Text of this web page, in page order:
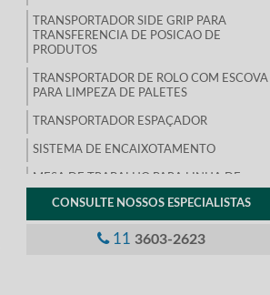
TRANSPORTADOR SIDE GRIP PARA
TRANSFERENCIA DE POSICAO DE
PRODUTOS
TRANSPORTADOR DE ROLO COM ESCOVA
PARA LIMPEZA DE PALETES
TRANSPORTADOR ESPAÇADOR
SISTEMA DE ENCAIXOTAMENTO
MESA DE TRABALHO PARA LINHA DE
MESA TRANSPORTADORA COM PISTAS DE
SENTIDOS OPOSTOS
CONSULTE NOSSOS ESPECIALISTAS
11 3603-2623